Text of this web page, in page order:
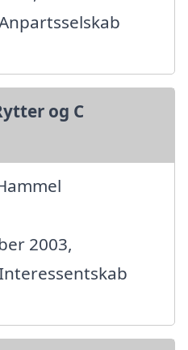
og C
2003,